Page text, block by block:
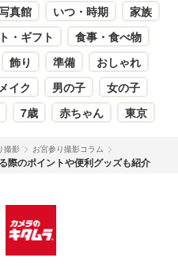
真館 いつ・時期
家族
・ギフト
食事・食べ物
飾り 準備
おしゃれ
イク 男の子
女の子
7歳 赤ちゃん 東京
撮影 お宮参り撮影コラム
際のポイントや便利グッズも紹介